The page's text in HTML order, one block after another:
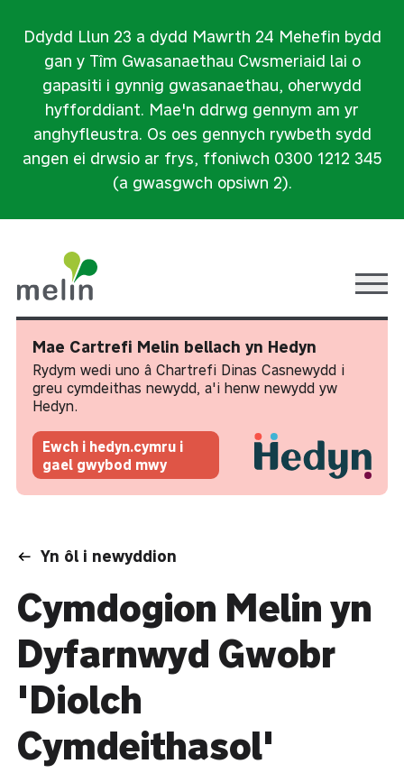
Ddydd Llun 23 a dydd Mawrth 24 Mehefin bydd
gan y Tîm Gwasanaethau Cwsmeriaid lai o
gapasiti i gynnig gwasanaethau, oherwydd
hyfforddiant. Mae'n ddrwg gennym am yr
anghyfleustra. Os oes gennych rywbeth sydd
angen ei drwsio ar frys, ffoniwch 0300 1212 345
(a gwasgwch opsiwn 2).
Mae Cartrefi Melin bellach yn Hedyn
Rydym wedi uno â Chartrefi Dinas Casnewydd i
greu cymdeithas newydd, a'i henw newydd yw
Hedyn.
Ewch i hedyn.cymru i
gael gwybod mwy
Yn ôl i newyddion
Cymdogion Melin yn
Dyfarnwyd Gwobr
'Diolch
Cymdeithasol'